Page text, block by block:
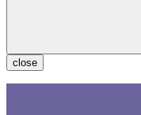
close